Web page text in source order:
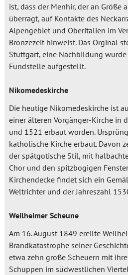
ist, dass der Menhir, der an Größe
überragt, auf Kontakte des
Alpengebiet und Oberitalien im
Bronzezeit hinweist. Das Orginal
Stuttgart, eine Nachbildung
Fundstelle aufgestellt.
Nikomedeskirche
Die heutige Nikomedeskirche ist
einer älteren Vorgänger-Kirche in
und 1521 erbaut worden.
katholische Kirche erbaut. Davon
der spätgotische Stil, mit
Chor und den spitzbogigen
Kirchendecke findet sich ein
Weltrichter und der Jahreszahl
Weilheimer Scheune
Am 16. August 1849 ereilte
Brandkatastrophe seiner
etwa zehn große Scheuern mit
Schuppen im südwestlichen